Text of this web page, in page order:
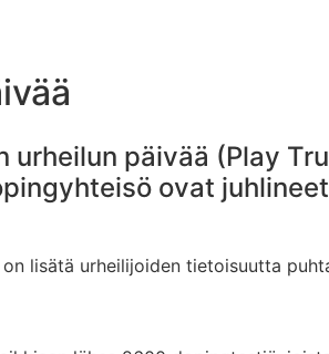
päivää (Play
ovat juhlineet
lisätä urheilijoiden tietoisuutta